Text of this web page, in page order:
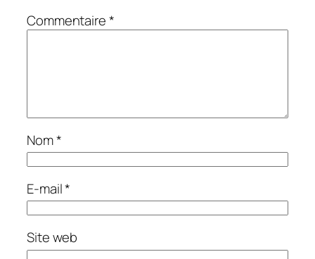
Commentaire*
Nom*
E-mail*
Site web